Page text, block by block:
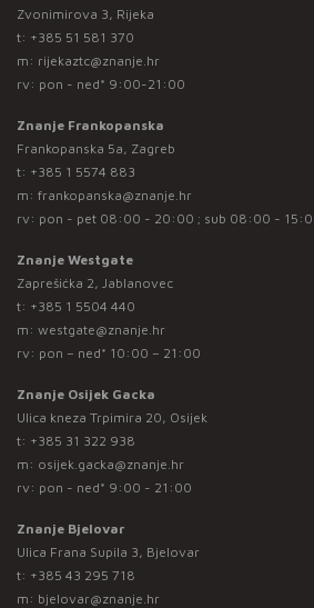
Zvonimirova 3, Rijeka
t: +385 51 581 370
m: rijekaztc@znanje.hr
rv: pon - ned* 9:00-21:00
Znanje Frankopanska
Frankopanska 5a, Zagreb
t: +385 1 5574 883
m: frankopanska@znanje.hr
rv: pon - pet 08:00 - 20:00 ; sub 08:00 -
Znanje Westgate
Zaprešićka 2, Jablanovec
t: +385 1 5504 440
m: westgate@znanje.hr
rv: pon – ned* 10:00 – 21:00
Znanje Osijek Gacka
Ulica kneza Trpimira 20, Osijek
t: +385 31 322 938
m: osijek.gacka@znanje.hr
rv: pon - ned* 9:00 - 21:00
Znanje Bjelovar
Ulica Frana Supila 3, Bjelovar
t: +385 43 295 718
m: bjelovar@znanje.hr